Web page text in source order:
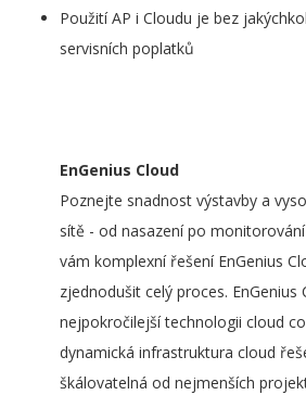
Použití AP i Cloudu je bez
servisních poplatků
EnGenius Cloud
Poznejte snadnost výstavby a
sítě - od nasazení po
vám komplexní řešení EnGenius
zjednodušit celý proces. EnGenius
nejpokročilejší technologii cloud
dynamická infrastruktura cloud
škálovatelná od nejmenších